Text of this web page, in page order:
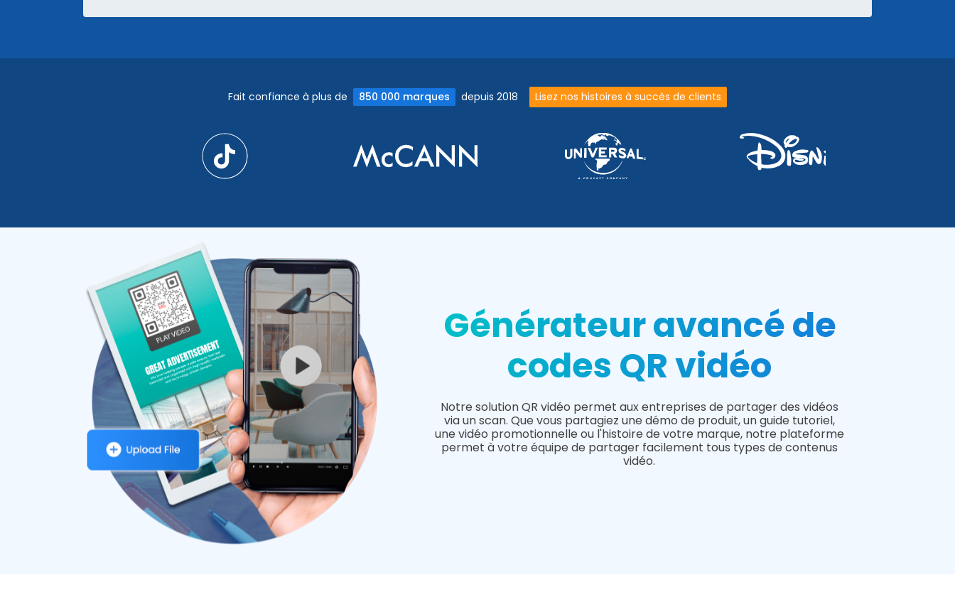
Livres numériques et webinaires
Fait confiance à plus de 850 000 marques depuis 2018 Lisez nos histoires à succès de clients
Générateur avancé de
codes QR vidéo
Notre solution QR vidéo permet aux entreprises de partager des vidéos
via un scan. Que vous partagiez une démo de produit, un guide tutoriel,
une vidéo promotionnelle ou l'histoire de votre marque, notre plateforme
permet à votre équipe de partager facilement tous types de contenus
vidéo.